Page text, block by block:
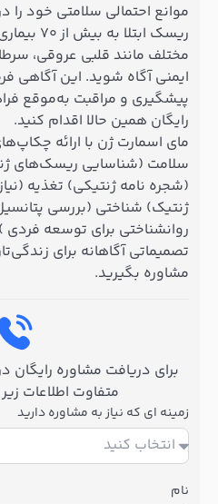
موانع احتمالی سلامتی خود را
ریسک
مختلف مانند قلبی عروقی،
ایمنی آگاه شوید. این آگاهی
پیشگیری و مراقبت به‌موقع
رایگان همین حالا اقدام کنید.
مای اسمارت ژن با ارائه
سلامت (شناسایی ریسک‌های
(شجره نامه ژنتیکی) تغذیه
ژنتیک) شناختی (بررسی
روانشناختی برای توسعه
تصمیماتی آگاهانه برای
مشاوره بگیرید.
برای دریافت مشاوره
متفاوت اطلاعات
زمینه ای که نیاز به مشاوره دارید
نام